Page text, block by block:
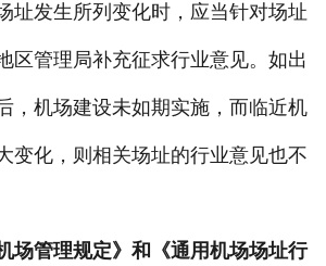
址发生所列变化时，应当针对场址
区管理局补充征求行业意见。如出
，机场建设未如期实施，而临近机
变化，则相关场址的行业意见也不
场管理规定》和《通用机场场址行